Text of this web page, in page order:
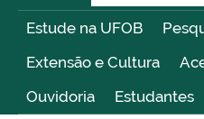
Estude na UFOB
Extensão e Cultura
Ouvidoria
Estudantes